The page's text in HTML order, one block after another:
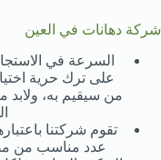
شركة دهانات في العين
السرعة في
على ترك حرية
من سيقيم به،
تقوم شركتنا
عدد مناسب من